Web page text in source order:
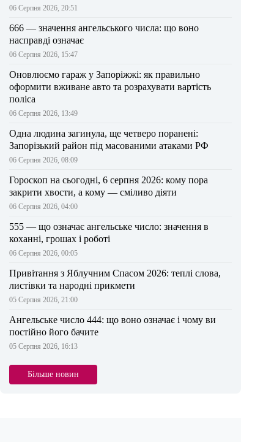
06 Серпня 2026, 20:51
666 — значення ангельського числа: що воно
насправді означає
06 Серпня 2026, 15:47
Оновлюємо гараж у Запоріжжі: як правильно
оформити вживане авто та розрахувати вартість
поліса
06 Серпня 2026, 13:49
Одна людина загинула, ще четверо поранені:
Запорізький район під масованими атаками РФ
06 Серпня 2026, 08:09
Гороскоп на сьогодні, 6 серпня 2026: кому пора
закрити хвости, а кому — сміливо діяти
06 Серпня 2026, 04:00
555 — що означає ангельське число: значення в
коханні, грошах і роботі
06 Серпня 2026, 00:05
Привітання з Яблучним Спасом 2026: теплі слова,
листівки та народні прикмети
05 Серпня 2026, 21:00
Ангельське число 444: що воно означає і чому ви
постійно його бачите
05 Серпня 2026, 16:13
Більше новин